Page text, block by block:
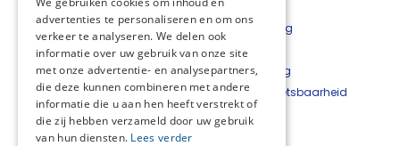
Contact
Bestelformulier
Nieuwsbrief
Privacyverklaring
Disclaimer
Cookieverklaring
Beveiligingskwetsbaarheid
melden
advertenties te personaliseren en om ons
verkeer te analyseren. We delen ook
informatie over uw gebruik van onze site
met onze advertentie- en analysepartners,
die deze kunnen combineren met andere
informatie die u aan hen heeft verstrekt of
die zij hebben verzameld door uw gebruik
van hun diensten. Lees verder